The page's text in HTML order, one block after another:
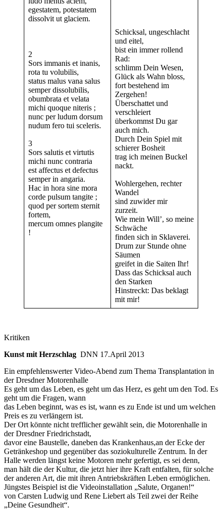
egestatem, potestatem
dissolvit ut glaciem.
2
Sors immanis et inanis,
rota tu volubilis,
status malus vana salus
semper dissolubilis,
obumbrata et velata
michi quoque niteris ;
nunc per ludum dorsum
nudum fero tui sceleris.
3
Sors salutis et virtutis
michi nunc contraria
est affectus et defectus
semper in angaria.
Hac in hora sine mora
corde pulsum tangite ;
quod per sortem sternit
fortem,
mercum omnes plangite
!
Schicksal, ungeschlacht
und eitel,
bist ein immer rollend
Rad:
schlimm Dein Wesen,
Glück als Wahn bloss,
fort bestehend im
Zergehen!
Überschattet und
verschleiert
überkommst Du gar
auch mich.
Durch Dein Spiel mit
schierer Bosheit
trag ich meinen Buckel
nackt.
Wohlergehen, rechter
Wandel
sind zuwider mir
zurzeit.
Wie mein Will’, so meine
Schwäche
finden sich in Sklaverei.
Drum zur Stunde ohne
Säumen
greifet in die Saiten Ihr!
Dass das Schicksal auch
den Starken
Hinstreckt: Das beklagt
mit mir!
Kritiken
Kunst mit Herzschlag DNN 17.April 2013
Ein empfehlenswerter Video-Abend zum Thema Transplantation in
der Dresdner Motorenhalle
Es geht um das Leben, es geht um das Herz, es geht um den Tod. Es
geht um die Fragen, wann
das Leben beginnt, was es ist, wann es zu Ende ist und um welchen
Preis es zu verlängern ist.
Der Ort könnte nicht trefflicher gewählt sein, die Motorenhalle in
der Dresdner Friedrichstadt,
davor eine Baustelle, daneben das Krankenhaus,an der Ecke der
Getränkeshop und gegenüber das soziokulturelle Zentrum. In der
Halle werden längst keine Motoren mehr gefertigt, es sei denn,
man hält die der Kultur, die jetzt hier ihre Kraft entfalten, für solche
der anderen Art, die mit ihren Antriebskräften Leben ermöglichen.
Jüngstes Beispiel ist die Videoinstallation „Salute, Organen!“
von Carsten Ludwig und Rene Liebert als Teil zwei der Reihe
„Deine Gesundheit“.